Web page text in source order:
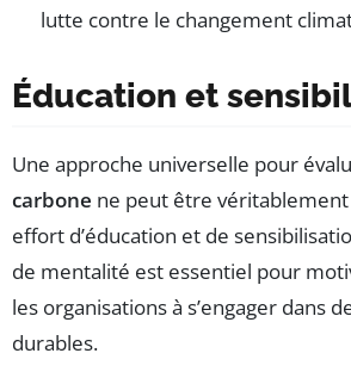
lutte contre le changement
Éducation et
Une approche universelle pour
carbone ne peut être véritablement
effort d’éducation et de
de mentalité est essentiel pour
les organisations à s’engager dans
durables.